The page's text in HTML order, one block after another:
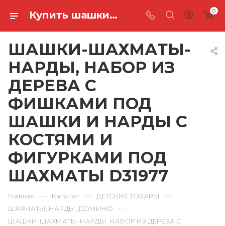
Купить шашки-шахматы-нарды, набор из дерева с фишками под шашки и нарды с костями и фигурками под шахматы D31977 в Ростове-на-Дону 0
ШАШКИ-ШАХМАТЫ-
НАРДЫ, НАБОР ИЗ
ДЕРЕВА С
ФИШКАМИ ПОД
ШАШКИ И НАРДЫ С
КОСТЯМИ И
ФИГУРКАМИ ПОД
ШАХМАТЫ D31977
Главная — Каталог — ДЕТСКИЕ ТОВАРЫ —
ШАХМАТЫ, НАРДЫ, ДОМИНО —
ШАШКИ-ШАХМАТЫ-НАРДЫ, НАБОР ИЗ ДЕРЕВА С